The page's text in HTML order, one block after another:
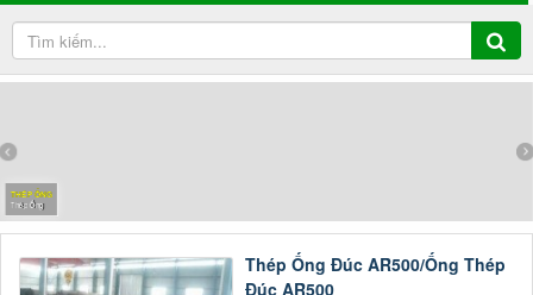
ỐNG
Ống
Thép Ống Đúc AR500/Ống Thép
Đúc AR500